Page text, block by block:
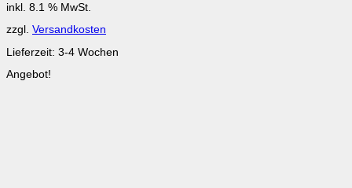
war:
inkl. 8.1 % MwSt.
zzgl. Versandkosten
Lieferzeit: 3-4 Wochen
Angebot!